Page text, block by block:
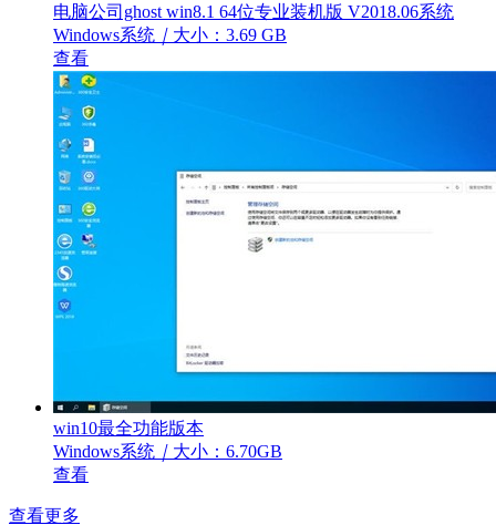
电脑公司ghost win8.1 64位专业装机版 V2018.06系统
Windows系统 ｜ 大小：3.69 GB
查看
win10最全功能版本
Windows系统 ｜ 大小：6.70GB
查看
查看更多